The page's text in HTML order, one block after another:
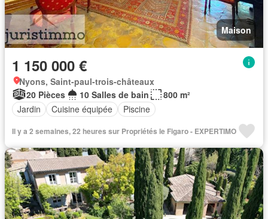
Maison
1 150 000 €
Nyons, Saint-paul-trois-châteaux
20 Pièces
10 Salles de bain
800 m²
Jardin
Cuisine équipée Piscine
Il y a 2 semaines, 22 heures sur Propriétés le Figaro - EXPERTIMO